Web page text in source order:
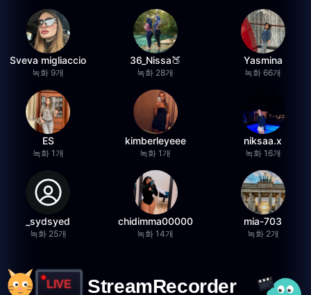
Sveva migliaccio
녹화 9개
36_Nissa🍑
녹화 28개
Yasmina
녹화 66개
ES
녹화 1개
kimberleyeee
녹화 1개
niksaa.x
녹화 16개
_sydsyed
녹화 25개
chidimma00000
녹화 14개
mia-703
녹화 2개